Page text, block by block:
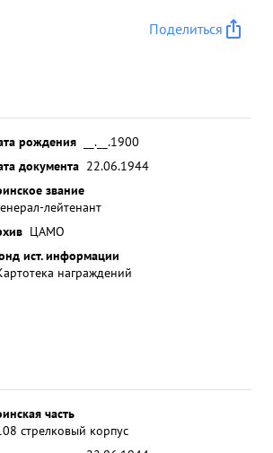
Поделиться
рождения
__.__.1900
документа 22.06.1944
звание
лейтенант
ЦАМО
ист. информации
награждений
часть
стрелковый корпус